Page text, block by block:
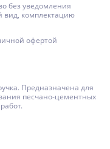
без уведомления
вид, комплектацию
офертой
Предназначена для
песчано-цементных